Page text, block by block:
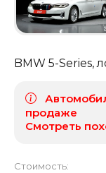
BMW 5-Series,
продаже
Смотреть
Стоимость: